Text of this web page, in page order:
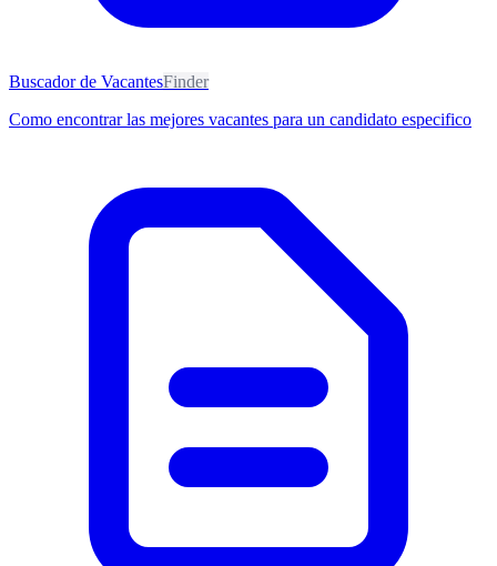
Buscador de VacantesFinder
Como encontrar las mejores vacantes para un candidato especifico